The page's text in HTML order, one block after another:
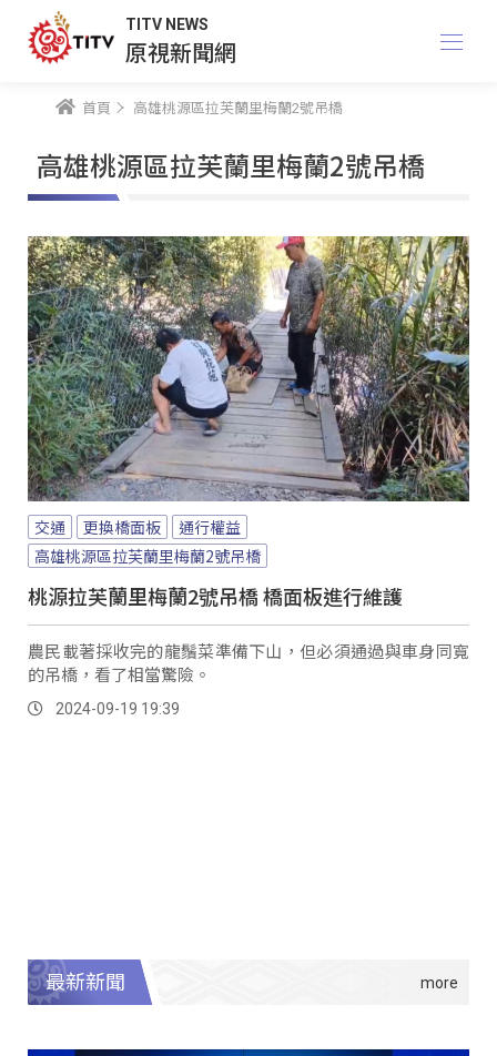
TITV NEWS
原視新聞網
首頁 高雄桃源區拉芙蘭里梅蘭2號吊橋
高雄桃源區拉芙蘭里梅蘭2號吊橋
交通 更換橋面板
通行權益
高雄桃源區拉芙蘭里梅蘭2號吊橋
桃源拉芙蘭里梅蘭2號吊橋 橋面板進行維護
農民載著採收完的龍鬚菜準備下山，但必須通過與車身同寬
的吊橋，看了相當驚險。
2024-09-19 19:39
最新新聞